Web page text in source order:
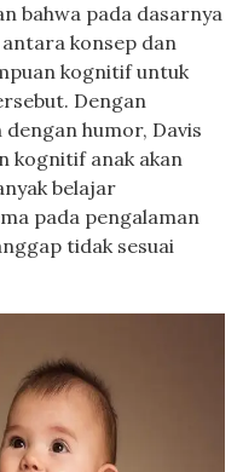
bahwa pada dasarnya
konsep dan
kognitif untuk
Dengan
humor, Davis
kognitif anak akan
belajar
pada pengalaman
tidak sesuai